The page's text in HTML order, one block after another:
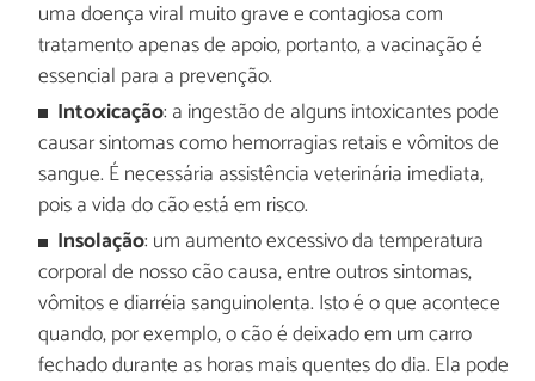
uma doença viral muito grave e contagiosa com
tratamento apenas de apoio, portanto, a vacinação é
essencial para a prevenção.
Intoxicação: a ingestão de alguns intoxicantes pode
causar sintomas como hemorragias retais e vômitos de
sangue. É necessária assistência veterinária imediata,
pois a vida do cão está em risco.
Insolação: um aumento excessivo da temperatura
corporal de nosso cão causa, entre outros sintomas,
vômitos e diarréia sanguinolenta. Isto é o que acontece
quando, por exemplo, o cão é deixado em um carro
fechado durante as horas mais quentes do dia. Ela pode